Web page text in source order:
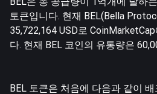
토큰입니다. 현재 BEL(Bella
35,722,164 USD로
다. 현재 BEL 코인의 유통량은
BEL 토큰은 처음에 다음과 같이